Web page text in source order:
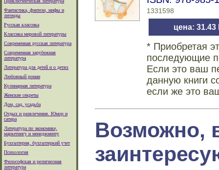
Фантастика, фэнтези, мифы и
легенды
Русская классика
Классика мировой литературы
Современная русская литература
Современная зарубежная
литература
Литература для детей и о детях
Любовный роман
Кулинарная литература
Женские секреты
Дом, сад, усадьба
Отдых и развлечения. Юмор и
сатира
Литература по экономике,
маркетингу и менеджменту
Бухгалтерия, бухгалтеркий учет
Психология
Философская и религиозная
литература
1331598
цена: 31.43
* Приобретая
последующие
Если это ваш
данную книги
если же это
Возможно,